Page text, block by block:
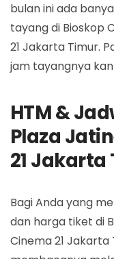
bulan ini ada
tayang di Bioskop
21 Jakarta Timur.
jam tayangnya
HTM &
Plaza
21 Jakarta
Bagi Anda yang
dan harga tiket di
Cinema 21